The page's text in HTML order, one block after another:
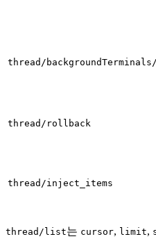
thread/
thread/rollback
thread/inject_items
thread/list는 cursor, limit,